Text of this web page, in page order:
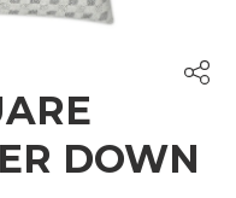
DOWN